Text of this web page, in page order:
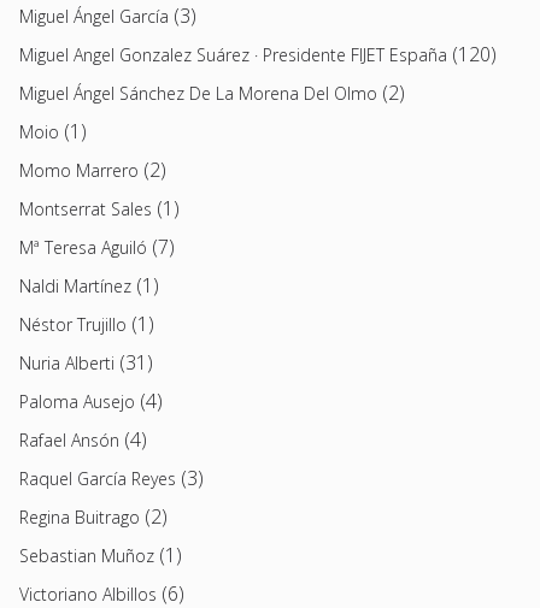
Miguel Ángel García (3)
Miguel Angel Gonzalez Suárez · Presidente FIJET España (120)
Miguel Ángel Sánchez De La Morena Del Olmo (2)
Moio (1)
Momo Marrero (2)
Montserrat Sales (1)
Mª Teresa Aguiló (7)
Naldi Martínez (1)
Néstor Trujillo (1)
Nuria Alberti (31)
Paloma Ausejo (4)
Rafael Ansón (4)
Raquel García Reyes (3)
Regina Buitrago (2)
Sebastian Muñoz (1)
Victoriano Albillos (6)